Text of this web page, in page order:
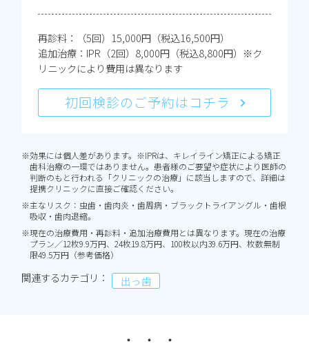
再診料：（5回）15,000円（税込16,500円）
追加治療：IPR（2回）8,000円（税込8,800円）※ク
リニックにより費用は異なります
初回検診のご予約はコチラ
※効果には個人差があります。※IPRは、キレイライン矯正による矯正
歯科治療の一環ではありません。患者様のご要望や症状により医師の
判断のもと行われる「クリニックの治療」に該当しますので、詳細は
提携クリニックに直接ご確認ください。
※主なリスク：虫歯・歯肉炎・歯周病・ブラックトライアングル・歯根
吸収・歯肉退縮。
※現在の治療費用・再診料・追加治療費用とは異なります。現在の治療
プラン／12枚9.9万円、24枚19.8万円、100枚以内39.6万円、枚数無制
限49.5万円（参考価格）
関連するカテゴリ： 出っ歯